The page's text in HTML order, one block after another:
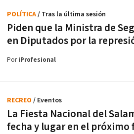
Piden que la Ministra de
en Diputados por la
POLÍTICA/ Tras la última sesión
PoriProfesional
La Fiesta Nacional del
fecha y lugar en el próximo
RECREO / Eventos